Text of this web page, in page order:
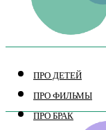
ПРО ДЕТЕЙ
ПРО ФИЛЬМЫ
ПРО БРАК